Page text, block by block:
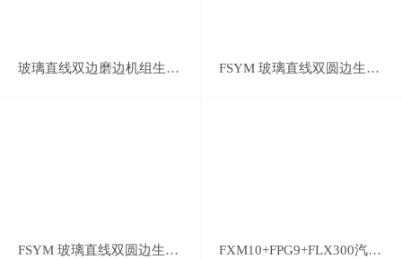
玻璃直线双边磨边机组生产线 FSYM 玻璃直线双圆边生产线
FSYM 玻璃直线双圆边生产线 FXM10+FPG9+FLX300汽车后视镜磨边线